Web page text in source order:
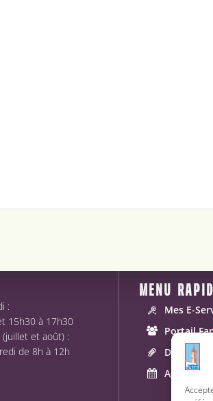
:
15h30 à 17h30
(juillet et août) :
de 8h à 12h
MENU
Mes E-
Portail
Démarches
Agenda